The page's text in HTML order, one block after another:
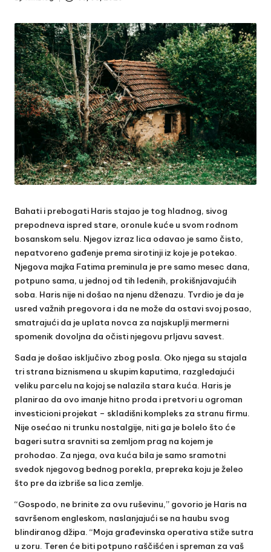
Posted
Bahati i prebogati Haris stajao je tog hladnog, sivog
prepodneva ispred stare, oronule kuće u svom rodnom
bosanskom selu. Njegov izraz lica odavao je samo čisto,
nepatvoreno gađenje prema sirotinji iz koje je potekao.
Njegova majka Fatima preminula je pre samo mesec dana,
potpuno sama, u jednoj od tih ledenih, prokišnjavajućih
soba. Haris nije ni došao na njenu dženazu. Tvrdio je da je
usred važnih pregovora i da ne može da ostavi svoj posao,
smatrajući da je uplata novca za najskuplji mermerni
spomenik dovoljna da očisti njegovu prljavu savest.
Sada je došao isključivo zbog posla. Oko njega su stajala
tri strana biznismena u skupim kaputima, razgledajući
veliku parcelu na kojoj se nalazila stara kuća. Haris je
planirao da ovo imanje hitno proda i pretvori u ogroman
investicioni projekat – skladišni kompleks za stranu firmu.
Nije osećao ni trunku nostalgije, niti ga je bolelo što će
bageri sutra sravniti sa zemljom prag na kojem je
prohodao. Za njega, ova kuća bila je samo sramotni
svedok njegovog bednog porekla, prepreka koju je želeo
što pre da izbriše sa lica zemlje.
“Gospodo, ne brinite za ovu ruševinu,” govorio je Haris na
savršenom engleskom, naslanjajući se na haubu svog
blindiranog džipa. “Moja građevinska operativa stiže sutra
u zoru. Teren će biti potpuno raščišćen i spreman za vaš